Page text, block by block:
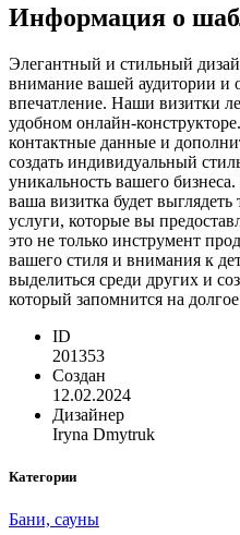
Информация о
Элегантный и стильный
внимание вашей аудитории и
впечатление. Наши визитки
удобном онлайн-
контактные данные и
создать индивидуальный
уникальность вашего
ваша визитка будет
услуги, которые вы
это не только инструмент
вашего стиля и внимания к
выделиться среди других и
который запомнится на
ID
201353
Создан
12.02.2024
Дизайнер
Iryna Dmytruk
Категории
Бани, сауны